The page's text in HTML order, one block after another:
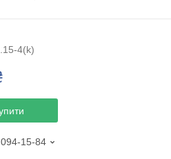
4(k)
15-84